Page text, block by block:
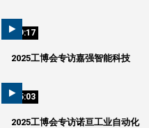
09:17
2025工博会专访嘉强智能科技
05:03
2025工博会专访诺亘工业自动化